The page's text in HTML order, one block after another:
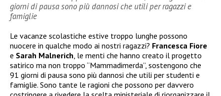
giorni di pausa sono più dannosi che utili per ragazzi e
famiglie
Le vacanze scolastiche estive troppo lunghe possono
nuocere in qualche modo ai nostri ragazzi? Francesca Fiore
e Sarah Malnerich, le menti che hanno creato il progetto
satirico ma non troppo “Mammadimerda”, sostengono che
91 giorni di pausa sono più dannosi che utili per studenti e
famiglie. Sono tante le ragioni che possono per davvero